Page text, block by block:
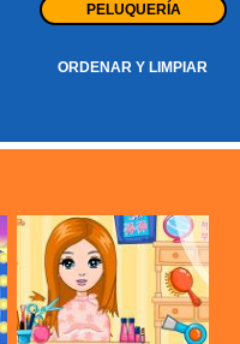
PELUQUERÍA
ORDENAR Y LIMPIAR